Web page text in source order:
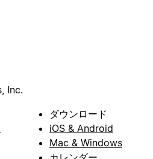
Inc.
ダウンロード
iOS & Android
Mac & Windows